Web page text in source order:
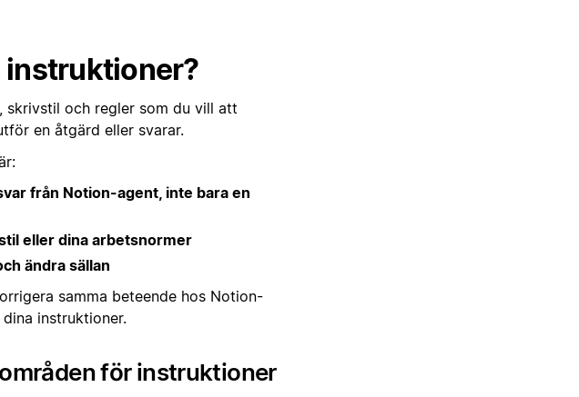
instruktioner?
skrivstil och regler som du vill att
en åtgärd eller svarar.
från Notion-agent, inte bara en
eller dina arbetsnormer
ändra sällan
samma beteende hos Notion-
instruktioner.
för instruktioner